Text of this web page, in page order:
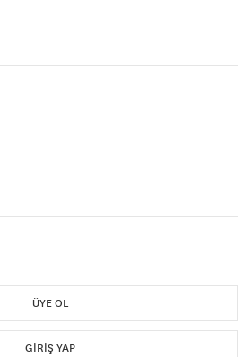
ÜYE OL
GIRIŞ YAP